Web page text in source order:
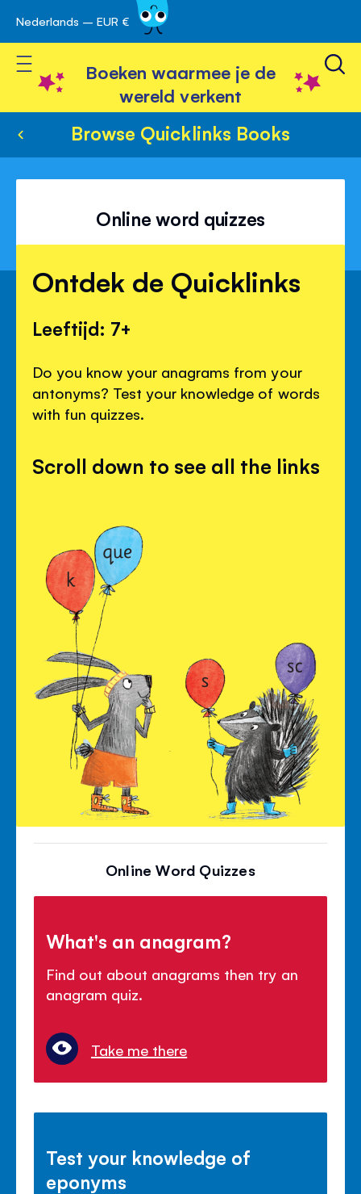
Skip
to
Content
Nederlands – EUR €
Toggle Nav
Boeken waarmee je de
wereld verkent
Browse Quicklinks Books
Online word quizzes
Ontdek de Quicklinks
Leeftijd: 7+
Do you know your anagrams from your
antonyms? Test your knowledge of words
with fun quizzes.
Scroll down to see all the links
Online Word Quizzes
What's an anagram?
Find out about anagrams then try an
anagram quiz.
Take me there
Test your knowledge of
eponyms